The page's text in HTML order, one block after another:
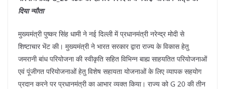
e
b
o
o
k
s
A
p
p
st a
m
dI
n
दिया न्यौता
मुख्यमंत्री पुष्कर सिंह धामी ने नई दिल्ली में प्रधानमंत्री नरेन्द्र मोदी से
शिष्टाचार भेंट की। मुख्यमंत्री ने भारत सरकार द्वारा राज्य के विकास हेतु
जमरानी बांध परियोजना की स्वीकृति सहित विभिन्न बाह्य साहयतित परियोजनाओं
एवं पूंजीगत परियोजनाओं हेतु विशेष सहायता योजनाओं के लिए व्यापक सहयोग
प्रदान करने पर प्रधानमंत्री का आभार व्यक्त किया। राज्य को G 20 की तीन